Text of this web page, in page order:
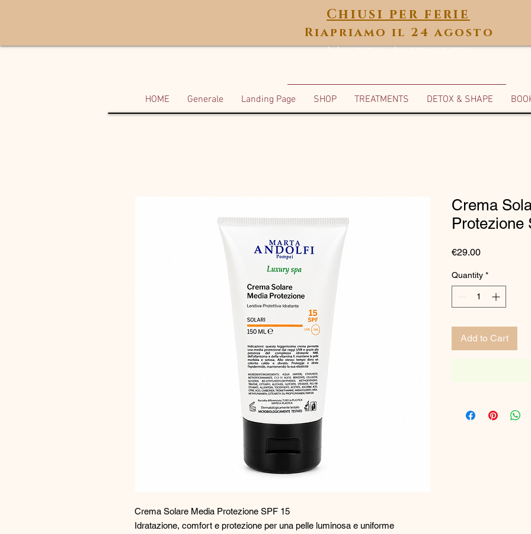
Chiusi per ferie
Riapriamo il 24 agosto
Marta Andolfi
HOME Generale Landing Page SHOP TREATMENTS DETOX & SHAPE
Crema Solare Media Protezione SPF 15
Idratazione, comfort e protezione per una pelle luminosa e uniforme
Crema
Protezione
€29.00Price
Quantity *
Add to Cart